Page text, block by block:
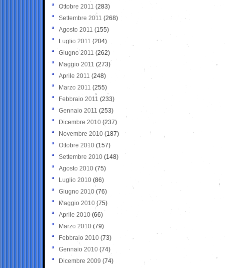
Ottobre 2011 (283)
Settembre 2011 (268)
Agosto 2011 (155)
Luglio 2011 (204)
Giugno 2011 (262)
Maggio 2011 (273)
Aprile 2011 (248)
Marzo 2011 (255)
Febbraio 2011 (233)
Gennaio 2011 (253)
Dicembre 2010 (237)
Novembre 2010 (187)
Ottobre 2010 (157)
Settembre 2010 (148)
Agosto 2010 (75)
Luglio 2010 (86)
Giugno 2010 (76)
Maggio 2010 (75)
Aprile 2010 (66)
Marzo 2010 (79)
Febbraio 2010 (73)
Gennaio 2010 (74)
Dicembre 2009 (74)